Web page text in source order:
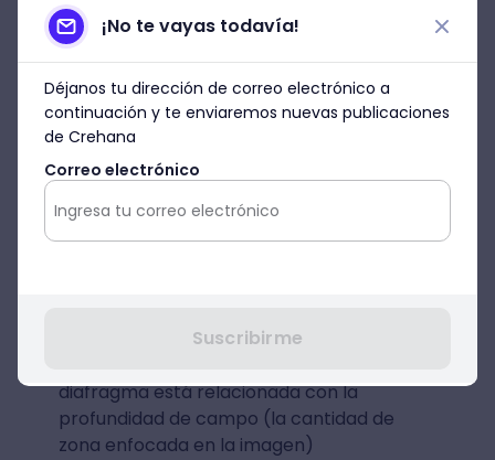
lleva tu educación a otro nivel
4. Abre el diafragma
Una foto retrato con fondo desenfocado
la cámara. Para ello, debes reducir el valor
diafragma está relacionada con la
profundidad de campo (la cantidad de
zona enfocada en la imagen)
¡No te vayas todavía!
Déjanos tu dirección de correo electrónico a
continuación y te enviaremos nuevas publicaciones
de Crehana
Correo electrónico
Suscribirme